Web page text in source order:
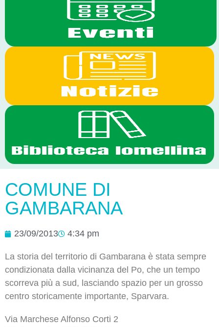
COMUNE DI
GAMBARANA
23/09/2013 4:34 pm
La storia del territorio di Gambarana è stata sempre
condizionata dalla vicinanza del Po, che un tempo
scorreva più a sud, lasciando spazio per un grosso
centro storicamente importante, Sparvara.
Via Marchese Alfonso Corti 2